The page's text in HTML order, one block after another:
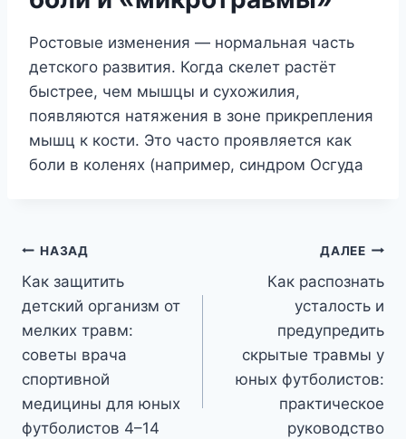
Ростовые изменения — нормальная часть
детского развития. Когда скелет растёт
быстрее, чем мышцы и сухожилия,
появляются натяжения в зоне прикрепления
мышц к кости. Это часто проявляется как
боли в коленях (например, синдром Осгуда
Навигация
по
записям
НАЗАД
Как защитить
детский организм от
мелких травм:
советы врача
спортивной
медицины для юных
футболистов 4–14
ДАЛЕЕ
Как распознать
усталость и
предупредить
скрытые травмы у
юных футболистов:
практическое
руководство